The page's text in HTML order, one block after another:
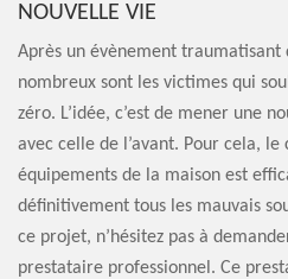
NOUVELLE VIE
Après un évènement
nombreux sont les victimes qui
zéro. L’idée, c’est de mener une
avec celle de l’avant. Pour cela,
équipements de la maison est
définitivement tous les mauvais
ce projet, n’hésitez pas à
prestataire professionnel. Ce